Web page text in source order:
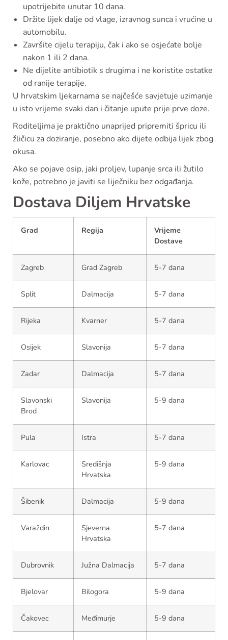
upotrijebite unutar 10 dana.
Držite lijek dalje od vlage, izravnog sunca i vrućine u
automobilu.
Završite cijelu terapiju, čak i ako se osjećate bolje
nakon 1 ili 2 dana.
Ne dijelite antibiotik s drugima i ne koristite ostatke
od ranije terapije.
U hrvatskim ljekarnama se najčešće savjetuje uzimanje
u isto vrijeme svaki dan i čitanje upute prije prve doze.
Roditeljima je praktično unaprijed pripremiti špricu ili
žličicu za doziranje, posebno ako dijete odbija lijek zbog
okusa.
Ako se pojave osip, jaki proljev, lupanje srca ili žutilo
kože, potrebno je javiti se liječniku bez odgađanja.
Dostava Diljem Hrvatske
Grad Regija
Vrijeme
Dostave
Zagreb Grad Zagreb 5-7 dana
Split Dalmacija 5-7 dana
Rijeka Kvarner 5-7 dana
Osijek Slavonija 5-7 dana
Zadar Dalmacija 5-7 dana
Slavonski
Brod
Slavonija 5-9 dana
Pula Istra 5-7 dana
Karlovac
Središnja
Hrvatska
5-9 dana
Šibenik Dalmacija 5-9 dana
Varaždin
Sjeverna
Hrvatska
5-7 dana
Dubrovnik Južna Dalmacija 5-7 dana
Bjelovar Bilogora 5-9 dana
Čakovec Međimurje 5-9 dana